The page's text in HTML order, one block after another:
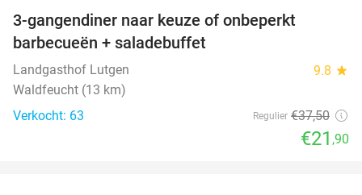
3-gangendiner naar keuze of onbeperkt
barbecueën + saladebuffet
Landgasthof Lutgen 9.8 star
Waldfeucht (13 km)
Verkocht: 63
Regulier €37,50
€21 ,90